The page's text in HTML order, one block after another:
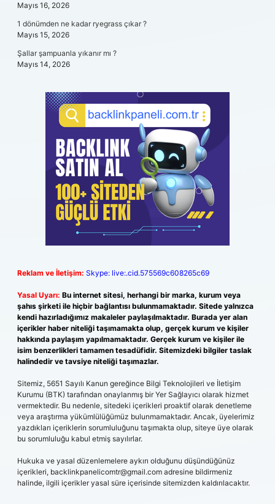
Mayıs 16, 2026
1 dönümden ne kadar ryegrass çıkar ?
Mayıs 15, 2026
Şallar şampuanla yıkanır mı ?
Mayıs 14, 2026
Reklam ve İletişim: Skype: live:.cid.575569c608265c69
Yasal Uyarı: Bu internet sitesi, herhangi bir marka, kurum veya
şahıs şirketi ile hiçbir bağlantısı bulunmamaktadır. Sitede yalnızca
kendi hazırladığımız makaleler paylaşılmaktadır. Burada yer alan
içerikler haber niteliği taşımamakta olup, gerçek kurum ve kişiler
hakkında paylaşım yapılmamaktadır. Gerçek kurum ve kişiler ile
isim benzerlikleri tamamen tesadüfidir. Sitemizdeki bilgiler taslak
halindedir ve tavsiye niteliği taşımazlar.
Sitemiz, 5651 Sayılı Kanun gereğince Bilgi Teknolojileri ve İletişim
Kurumu (BTK) tarafından onaylanmış bir Yer Sağlayıcı olarak hizmet
vermektedir. Bu nedenle, sitedeki içerikleri proaktif olarak denetleme
veya araştırma yükümlülüğümüz bulunmamaktadır. Ancak, üyelerimiz
yazdıkları içeriklerin sorumluluğunu taşımakta olup, siteye üye olarak
bu sorumluluğu kabul etmiş sayılırlar.
Hukuka ve yasal düzenlemelere aykırı olduğunu düşündüğünüz
içerikleri, backlinkpanelicomtr@gmail.com adresine bildirmeniz
halinde, ilgili içerikler yasal süre içerisinde sitemizden kaldırılacaktır.